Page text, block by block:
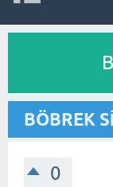
BÖBREK
0